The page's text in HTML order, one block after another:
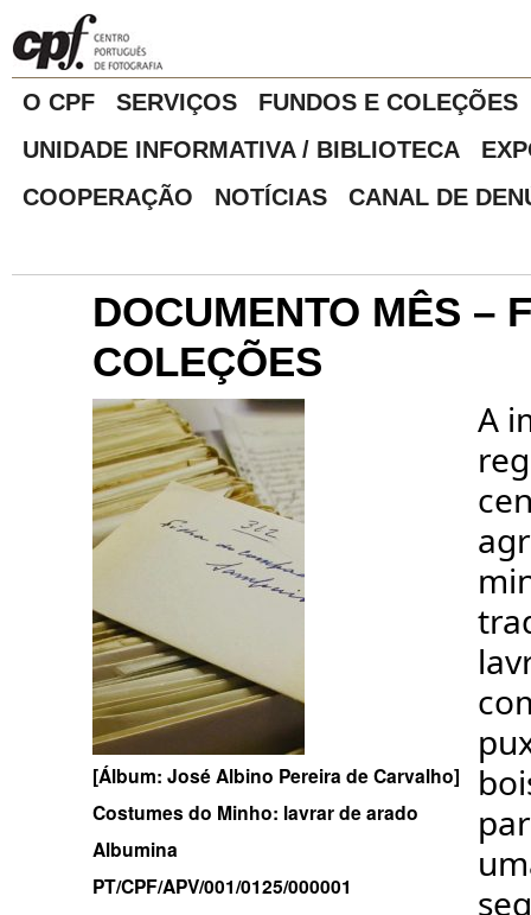
O CPF SERVIÇOS
FUNDOS E COLEÇÕES
UNIDADE INFORMATIVA / BIBLIOTECA
COOPERAÇÃO
NOTÍCIAS CANAL DE
DOCUMENTO MÊS –
COLEÇÕES
[Álbum: José Albino Pereira de Carvalho]
Costumes do Minho: lavrar de arado
Albumina
PT/CPF/APV/001/0125/000001
A